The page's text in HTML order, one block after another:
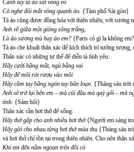
Cánh tay tà áo sát vòng eo
Có nghe đôi mắt vòng quanh áo. {Tám phố Sài gòn}
Tà áo cũng được đồng hóa với thiên nhiên, với sương
Anh về giữa một giòng sông trắng,
Là áo sương mù hay áo em? {Paris có gì lạ không
Tà áo che khuất thân xác để kích thích trí tưởng
Thân xác có những tư thế để diễn tả tình yêu:
Hãy cười bằng mắt, ngủ bằng vai
Hãy để môi rót rượu vào môi
Hãy cầm tay bằng ngón tay bấn loạn. {Tháng sáu trời
Anh sẽ trở lại bên em – mà cúi đầu mà quỳ gối – mà
tinh. {Sám hối}
Thân xác cần hơi thở để sống:
Hãy thở gấp cho anh nhiều hơi thở{Người em sáng
Hãy gửi cho nhau từng hơi thở mùa thu {Tháng sáu
và hơi thở chỉ tồn tại trong thiên nhiên. Cho nên thân
Khi em đến nằm ngoan trên đồi cỏ